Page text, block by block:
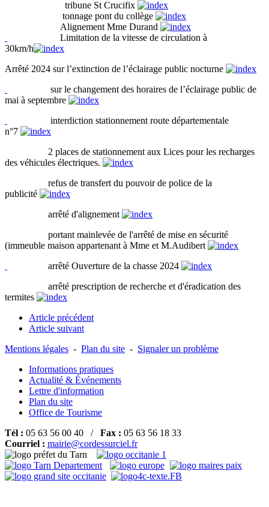
tribune St Crucifix
tonnage pont du collège
Alignement Mme Durand
Limitation de la vitesse de circulation à
30km/h
Arrêté 2024 sur l’extinction de l’éclairage public nocturne
sur le changement des horaires de l’éclairage public de
mai à septembre
interdiction stationnement route départementale
n°7
2 places de stationnement aux Lices pour les recharges
des véhicules électriques.
refus de transfert du pouvoir de police de la
publicité
arrêté d'alignement
portant mainlevée de l'arrêté de mise en sécurité
(immeuble maison appartenant à Mme et M.Audibert
arrêté Ouverture de la chasse 2024
arrêté prescription de recherche et d'éradication des
termites
Article précédent
Article suivant
Mentions légales - Plan du site - Signaler un problème
Informations pratiques
Actualité & Événements
Lettre d'information
Plan du site
Office de Tourisme
Tél : 05 63 56 00 40 / Fax : 05 63 56 18 33
Courriel : mairie@cordessurciel.fr